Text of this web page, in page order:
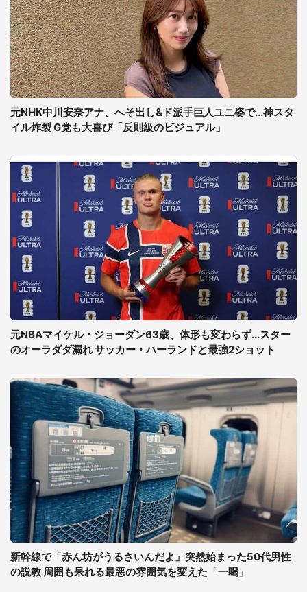
元NHK中川安奈アナ、へそ出し&ド派手巨人ユニ姿で...神スタ
イル炸裂 G党も大喜び「反則級のビジュアル」
元NBAマイケル・ジョーダン63歳、体形も変わらず...スター
のオーラダダ漏れ サッカー・ハーランドと最強2ショット
新幹線で「赤ん坊がうるさいんだよ」突然始まった50代男性
の説教 周囲も呆れる最悪の雰囲気を変えた「一喝」